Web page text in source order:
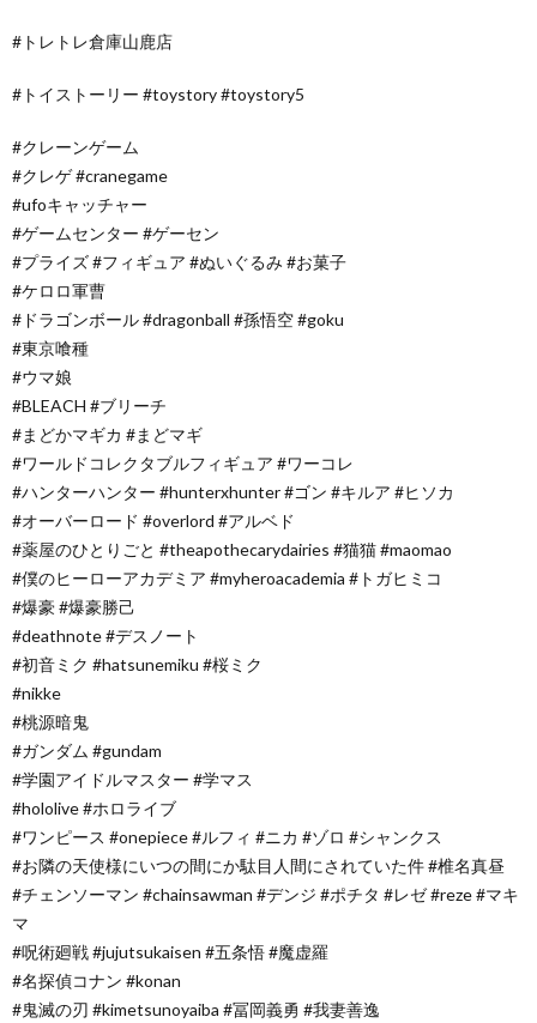
#トレトレ倉庫山鹿店
#トイストーリー #toystory #toystory5
#クレーンゲーム
#クレゲ #cranegame
#ufoキャッチャー
#ゲームセンター #ゲーセン
#プライズ #フィギュア #ぬいぐるみ #お菓子
#ケロロ軍曹
#ドラゴンボール #dragonball #孫悟空 #goku
#東京喰種
#ウマ娘
#BLEACH #ブリーチ
#まどかマギカ #まどマギ
#ワールドコレクタブルフィギュア #ワーコレ
#ハンターハンター #hunterxhunter #ゴン #キルア #ヒソカ
#オーバーロード #overlord #アルベド
#薬屋のひとりごと #theapothecarydairies #猫猫 #maomao
#僕のヒーローアカデミア #myheroacademia #トガヒミコ
#爆豪 #爆豪勝己
#deathnote #デスノート
#初音ミク #hatsunemiku #桜ミク
#nikke
#桃源暗鬼
#ガンダム #gundam
#学園アイドルマスター #学マス
#hololive #ホロライブ
#ワンピース #onepiece #ルフィ #ニカ #ゾロ #シャンクス
#お隣の天使様にいつの間にか駄目人間にされていた件 #椎名真昼
#チェンソーマン #chainsawman #デンジ #ポチタ #レゼ #reze #マキ
マ
#呪術廻戦 #jujutsukaisen #五条悟 #魔虚羅
#名探偵コナン #konan
#鬼滅の刃 #kimetsunoyaiba #冨岡義勇 #我妻善逸